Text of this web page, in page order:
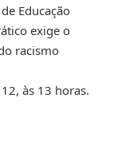
Educação
exige o
racismo
às 13 horas.